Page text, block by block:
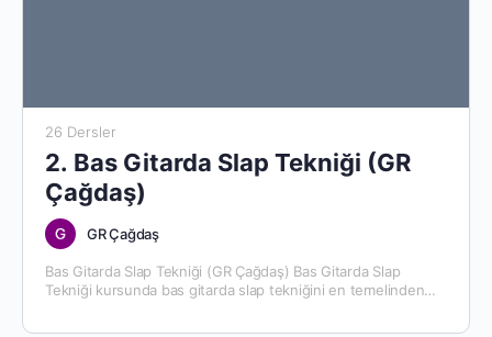
26 Dersler
2. Bas Gitarda Slap Tekniği (GR
Çağdaş)
GR Çağdaş
Bas Gitarda Slap Tekniği (GR Çağdaş) Bas Gitarda Slap
Tekniği kursunda bas gitarda slap tekniğini en temelinden